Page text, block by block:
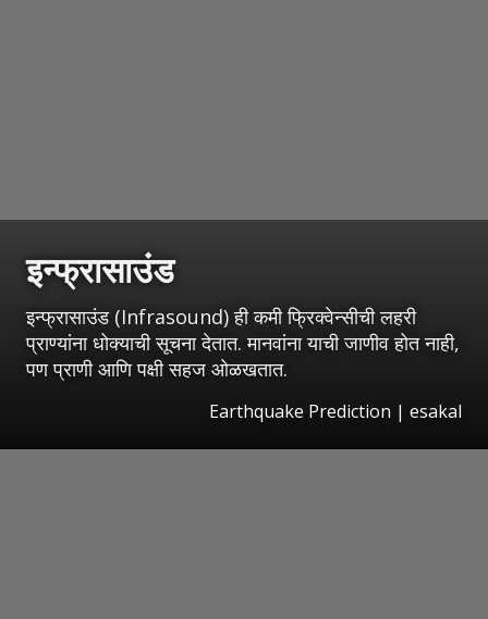
इन्फ्रासाउंड
इन्फ्रासाउंड (Infrasound) ही कमी फ्रिक्वेन्सीची लहरी
प्राण्यांना धोक्याची सूचना देतात. मानवांना याची जाणीव होत नाही,
पण प्राणी आणि पक्षी सहज ओळखतात.
Earthquake Prediction | esakal